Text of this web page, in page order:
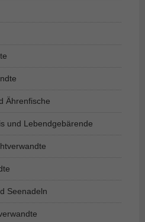
Ährenfische
und Lebendgebärende
Seenadeln